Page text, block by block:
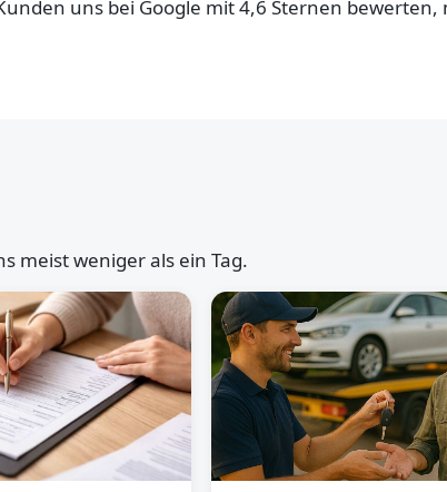
uns bei Google mit 4,6 Sternen bewerten,
meist weniger als ein Tag.